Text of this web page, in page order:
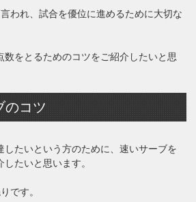
われ、試合を優位に進めるために大切な
数をとるためのコツをご紹介したいと思
のコツ
したいという方のために、速いサーブを
たいと思います。
です。